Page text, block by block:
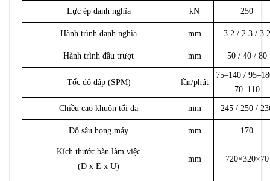
Lực ép danh nghĩa kN 250
Hành trình danh nghĩa mm 3.2 / 2.3 / 3.2
Hành trình đầu trượt mm 50 / 40 / 80
Tốc độ dập (SPM) lần/phút
75–140 /
70–110
Chiều cao khuôn tối đa mm 245 / 250 /
Độ sâu họng máy mm 170
Kích thước bàn làm việc
(D x E x U)
mm 720×320×70